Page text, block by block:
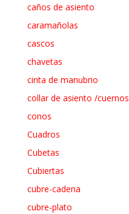
caños de asiento
caramañolas
cascos
chavetas
cinta de manubrio
collar de asiento /cuernos
conos
Cuadros
Cubetas
Cubiertas
cubre-cadena
cubre-plato